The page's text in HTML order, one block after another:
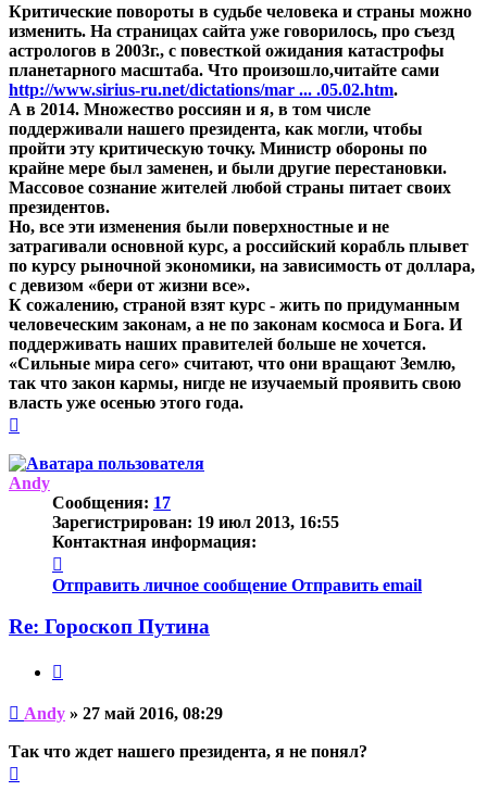
Критические повороты в судьбе человека и страны можно
изменить. На страницах сайта уже говорилось, про съезд
астрологов в 2003г., с повесткой ожидания катастрофы
планетарного масштаба. Что произошло,читайте сами
http://www.sirius-ru.net/dictations/mar ... .05.02.htm.
А в 2014. Множество россиян и я, в том числе
поддерживали нашего президента, как могли, чтобы
пройти эту критическую точку. Министр обороны по
крайне мере был заменен, и были другие перестановки.
Массовое сознание жителей любой страны питает своих
президентов.
Но, все эти изменения были поверхностные и не
затрагивали основной курс, а российский корабль плывет
по курсу рыночной экономики, на зависимость от доллара,
с девизом «бери от жизни все».
К сожалению, страной взят курс - жить по придуманным
человеческим законам, а не по законам космоса и Бога. И
поддерживать наших правителей больше не хочется.
«Сильные мира сего» считают, что они вращают Землю,
так что закон кармы, нигде не изучаемый проявить свою
власть уже осенью этого года.
началу
Andy
Сообщения: 17
Зарегистрирован: 19 июл 2013, 16:55
Контактная информация:
информация
пользователя
Отправить личное сообщение Отправить email
Re: Гороскоп Путина
Непрочитанное
сообщение
Andy » 27 май 2016, 08:29
Так что ждет нашего президента, я не понял?